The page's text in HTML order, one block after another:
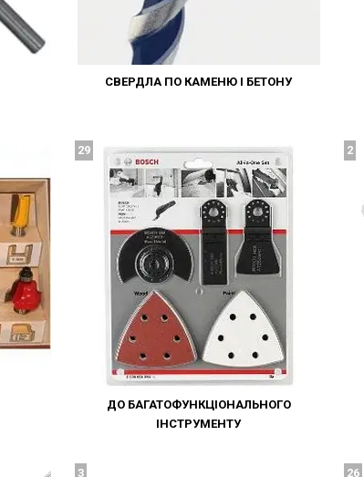
СВЕРДЛА ПО КАМЕНЮ І БЕТОНУ
ДО БАГАТОФУНКЦІОНАЛЬНОГО
ІНСТРУМЕНТУ
29 2
3 26